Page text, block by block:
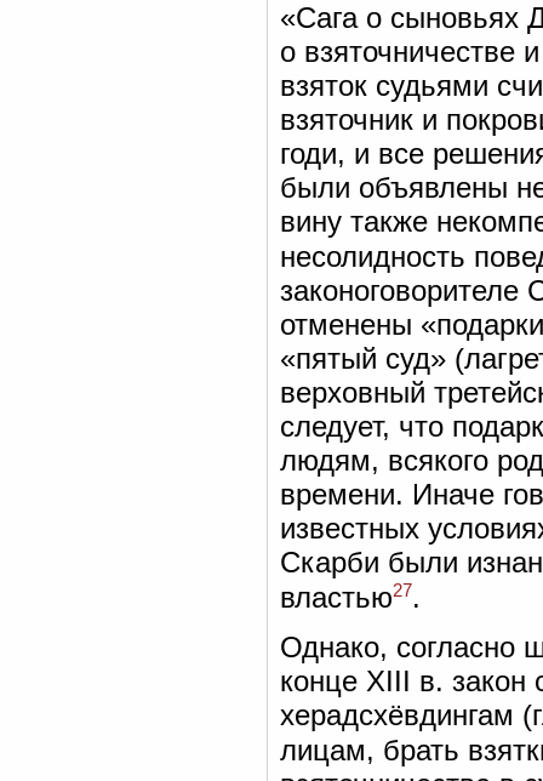
«Сага о сыновьях
о взяточничестве
взяток судьями
взяточник и
годи, и все
были объявлены
вину также
несолидность
отменены
«пятый суд»
верховный
следует, что
людям, всякого
времени. Иначе
известных
Скарби были
властью27.
Однако, согласно
конце XIII в.
херадсхёвдингам
лицам, брать